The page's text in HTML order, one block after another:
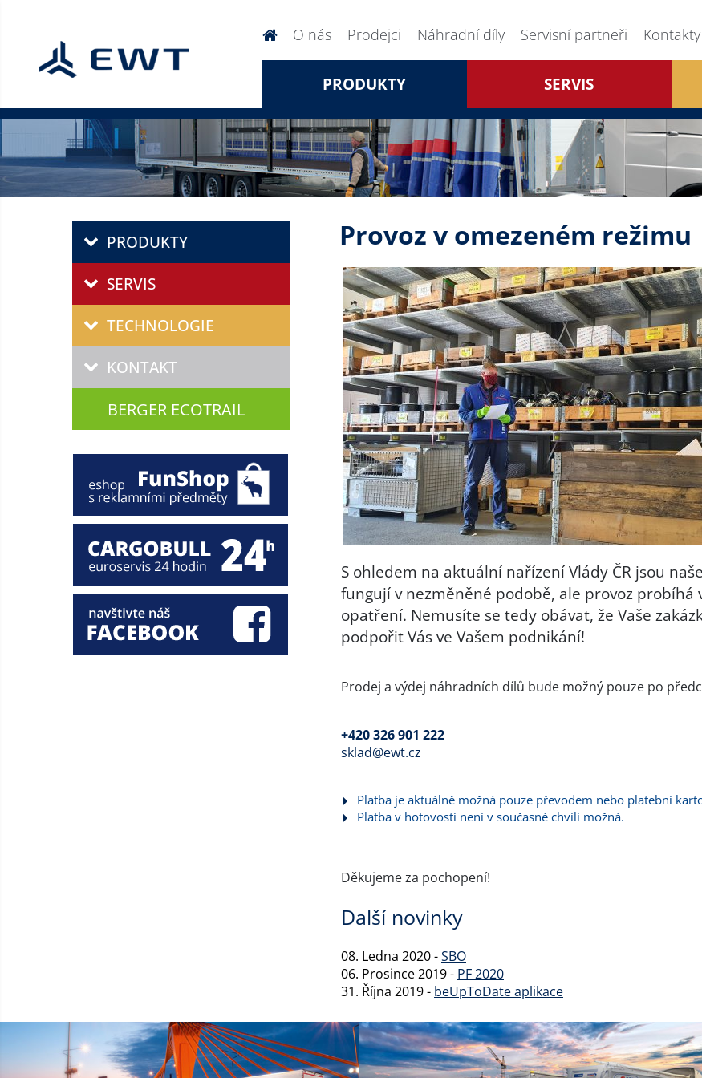
O nás Prodejci Náhradní díly Servisní partneři Kontakty
PRODUKTY SERVIS
Provoz v omezeném režimu
S ohledem na aktuální nařízení Vlády ČR jsou
fungují v nezměněné podobě, ale provoz
opatření. Nemusíte se tedy obávat, že Vaše
podpořit Vás ve Vašem podnikání!
Prodej a výdej náhradních dílů bude možný pouze po
+420 326 901 222
sklad@ewt.cz
Platba je aktuálně možná pouze převodem nebo platební
Platba v hotovosti není v současné chvíli možná.
Děkujeme za pochopení!
Další novinky
08. Ledna 2020 -SBO
06. Prosince 2019 - PF 2020
31. Října 2019 - beUpToDate aplikace
PRODUKTY
SERVIS
TECHNOLOGIE
KONTAKT
BERGER ECOTRAIL